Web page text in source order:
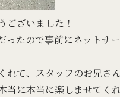
ございました！
たので事前にネットサ
れて、スタッフのお兄さ
に本当に楽しませてくれ